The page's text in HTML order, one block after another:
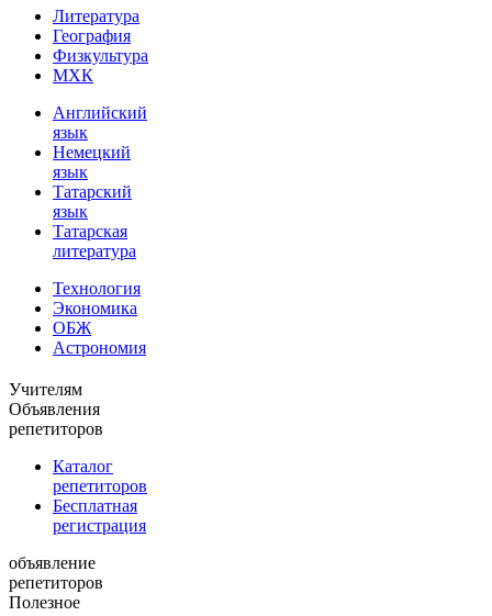
Литература
География
Физкультура
МХК
Английский
язык
Немецкий
язык
Татарский
язык
Татарская
литература
Технология
Экономика
ОБЖ
Астрономия
Учителям
Объявления
репетиторов
Каталог
репетиторов
Бесплатная
регистрация
объявление
репетиторов
Полезное